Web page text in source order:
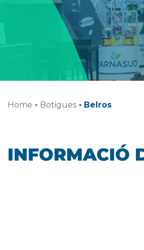
Home · Botigues · Belros
INFORMACIÓ